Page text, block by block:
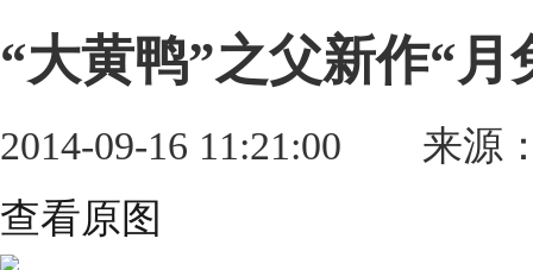
“大黄鸭”之父新作“
2014-09-16 11:21:00
来源
查看原图